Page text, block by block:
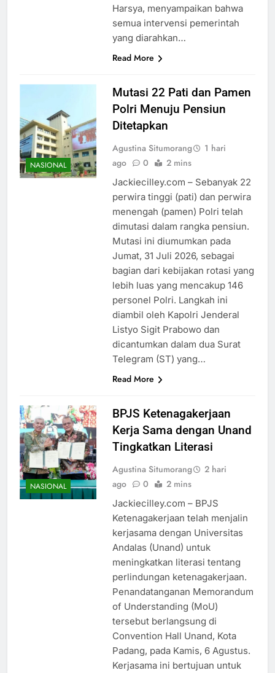
Harsya, menyampaikan bahwa
semua intervensi pemerintah
yang diarahkan…
Read More
NASIONAL
Mutasi 22 Pati dan Pamen
Polri Menuju Pensiun
Ditetapkan
Agustina Situmorang
1 hari
ago
0 2 mins
Jackiecilley.com – Sebanyak 22
perwira tinggi (pati) dan perwira
menengah (pamen) Polri telah
dimutasi dalam rangka pensiun.
Mutasi ini diumumkan pada
Jumat, 31 Juli 2026, sebagai
bagian dari kebijakan rotasi yang
lebih luas yang mencakup 146
personel Polri. Langkah ini
diambil oleh Kapolri Jenderal
Listyo Sigit Prabowo dan
dicantumkan dalam dua Surat
Telegram (ST) yang…
Read More
NASIONAL
BPJS Ketenagakerjaan
Kerja Sama dengan Unand
Tingkatkan Literasi
Agustina Situmorang
2 hari
ago
0 2 mins
Jackiecilley.com – BPJS
Ketenagakerjaan telah menjalin
kerjasama dengan Universitas
Andalas (Unand) untuk
meningkatkan literasi tentang
perlindungan ketenagakerjaan.
Penandatanganan Memorandum
of Understanding (MoU)
tersebut berlangsung di
Convention Hall Unand, Kota
Padang, pada Kamis, 6 Agustus.
Kerjasama ini bertujuan untuk